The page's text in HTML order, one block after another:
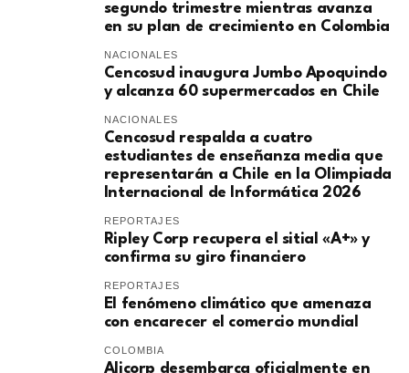
segundo trimestre mientras avanza
en su plan de crecimiento en Colombia
NACIONALES
Cencosud inaugura Jumbo Apoquindo
y alcanza 60 supermercados en Chile
NACIONALES
Cencosud respalda a cuatro
estudiantes de enseñanza media que
representarán a Chile en la Olimpiada
Internacional de Informática 2026
REPORTAJES
Ripley Corp recupera el sitial «A+» y
confirma su giro financiero
REPORTAJES
El fenómeno climático que amenaza
con encarecer el comercio mundial
COLOMBIA
Alicorp desembarca oficialmente en